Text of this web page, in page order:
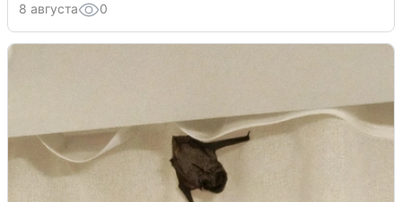
8 августа 0